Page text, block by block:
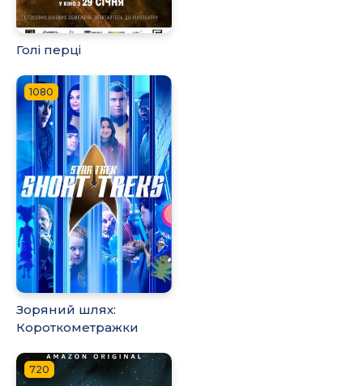
Голі перці
1080
Зоряний шлях:
Короткометражки
720